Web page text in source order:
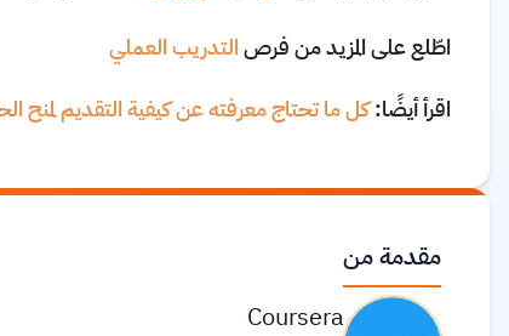
اطّلع على المزيد من فرصالتدريب العملي
اقرأ أيضًا:كل ما تحتاج معرفته عن كيفية التقديم لمنح
مقدمة من
Coursera